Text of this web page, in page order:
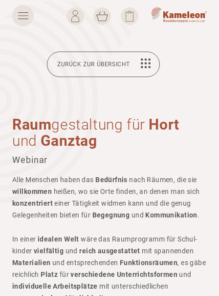
ZURÜCK ZUR ÜBERSICHT
Raumgestal­tung für Hort
und Ganztag
Webinar
Alle Menschen haben das Bedürfnis nach Räumen, die sie
willkommen heißen, wo sie Orte finden, an denen man sich
konzentrierteiner Tätig­keit widmen kann und die genug
Gele­gen­heiten bieten für Begegnung und Kommunikation.
In einer idealen Welt wäre das Raum­pro­gramm für Schul­
kinder vielfältig undreich ausgestattet mit span­nenden
Materialien und entspre­chenden Funktionsräumen, es gäbe
reich­lich Platz fürverschiedene Unterrichtsformen und
individuelle Arbeitsplätze mit unter­schied­li­chen